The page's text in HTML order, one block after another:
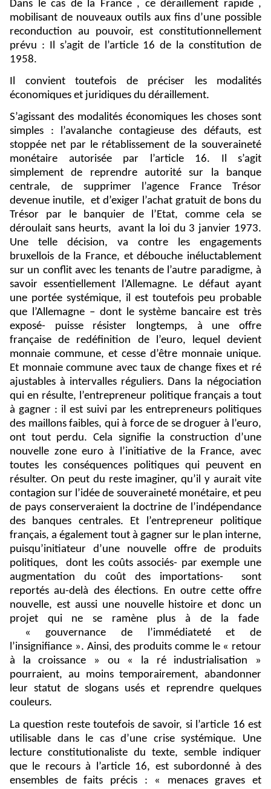
Dans le cas de la France , ce déraillement rapide ,
mobilisant de nouveaux outils aux fins d’une possible
reconduction au pouvoir, est constitutionnellement
prévu : Il s’agit de l’article 16 de la constitution de
1958.
Il convient toutefois de préciser les modalités
économiques et juridiques du déraillement.
S’agissant des modalités économiques les choses sont
simples : l’avalanche contagieuse des défauts, est
stoppée net par le rétablissement de la souveraineté
monétaire autorisée par l’article 16. Il s’agit
simplement de reprendre autorité sur la banque
centrale, de supprimer l’agence France Trésor
devenue inutile, et d’exiger l’achat gratuit de bons du
Trésor par le banquier de l’Etat, comme cela se
déroulait sans heurts,
avant la loi du 3 janvier 1973.
Une telle décision, va contre les engagements
bruxellois de la France, et débouche inéluctablement
sur un conflit avec les tenants de l’autre paradigme, à
savoir essentiellement l’Allemagne. Le défaut ayant
une portée systémique, il est toutefois peu probable
que l’Allemagne – dont le système bancaire est très
exposé- puisse résister longtemps, à une offre
française de redéfinition de l’euro, lequel devient
monnaie commune, et cesse d’être monnaie unique.
Et monnaie commune avec taux de change fixes et ré
ajustables à intervalles réguliers. Dans la négociation
qui en résulte, l’entrepreneur politique français a tout
à gagner : il est suivi par les entrepreneurs politiques
des maillons faibles, qui à force de se droguer à l’euro,
ont tout perdu. Cela signifie la construction d’une
nouvelle zone euro à l’initiative de la France, avec
toutes les conséquences politiques qui peuvent en
résulter. On peut du reste imaginer, qu’il y aurait vite
contagion sur l’idée de souveraineté monétaire, et peu
de pays conserveraient la doctrine de l’indépendance
des banques centrales. Et l’entrepreneur politique
français, a également tout à gagner sur le plan interne,
puisqu’initiateur d’une nouvelle offre de produits
politiques,
dont les coûts associés- par exemple une
augmentation du coût des importations-
sont
reportés au-delà des élections. En outre cette offre
nouvelle, est aussi une nouvelle histoire et donc un
projet qui ne se ramène plus à de la fade
« gouvernance de l’immédiateté et de
l’insignifiance ». Ainsi, des produits comme le « retour
à la croissance » ou « la ré industrialisation »
pourraient, au moins temporairement, abandonner
leur statut de slogans usés et reprendre quelques
couleurs.
La question reste toutefois de savoir, si l’article 16 est
utilisable dans le cas d’une crise systémique. Une
lecture constitutionaliste du texte, semble indiquer
que le recours à l’article 16, est subordonné à des
ensembles de faits précis : « menaces graves et